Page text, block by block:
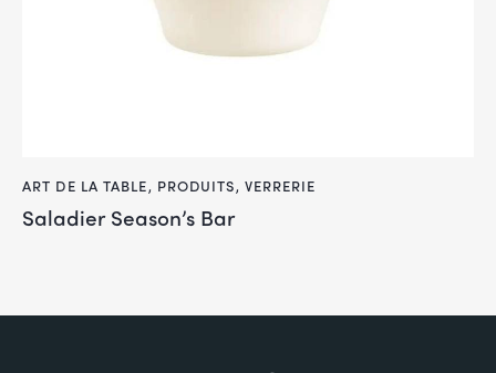
ART DE LA TABLE, PRODUITS, VERRERIE
Saladier Season’s Bar